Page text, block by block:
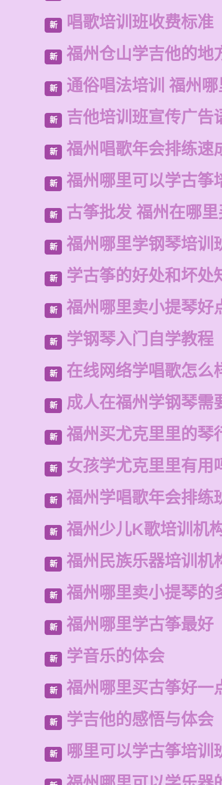
新 唱歌培训班收费标准
新 福州仓山学吉他的地
新 通俗唱法培训 福州
新 吉他培训班宣传广告
新 福州唱歌年会排练速
新 福州哪里可以学古筝
新 古筝批发 福州在哪
新 福州哪里学钢琴培训
新 学古筝的好处和坏处
新 福州哪里卖小提琴好
新 学钢琴入门自学教程
新 在线网络学唱歌怎么
新 成人在福州学钢琴需
新 福州买尤克里里的琴
新 女孩学尤克里里有用
新 福州学唱歌年会排练
新 福州少儿K歌培训机
新 福州民族乐器培训机
新 福州哪里卖小提琴的
新 福州哪里学古筝最好
新 学音乐的体会
新 福州哪里买古筝好一
新 学吉他的感悟与体会
新 哪里可以学古筝培训